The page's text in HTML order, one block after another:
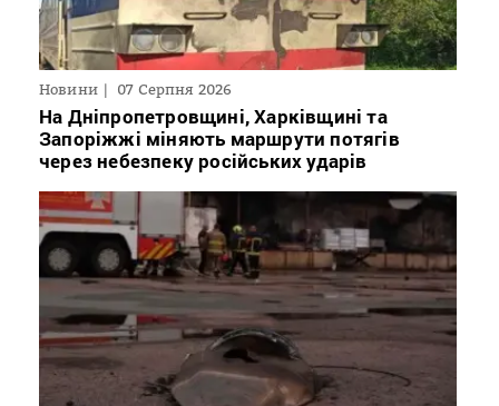
Новини 07 Серпня 2026
На Дніпропетровщині, Харківщині та
Запоріжжі міняють маршрути потягів
через небезпеку російських ударів